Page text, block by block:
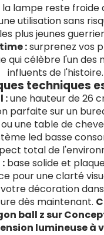
la lampe reste froide
utilisation sans
les plus jeunes
:surprenez vos
qui célèbre l'un des
influents de l'histoire.
techniques
:une hauteur de 26
parfaite sur un
ou une table de
led basse
total de
base solide et
pour une clarté
votre décoration
dès maintenant.
ball z sur
lumineuse à